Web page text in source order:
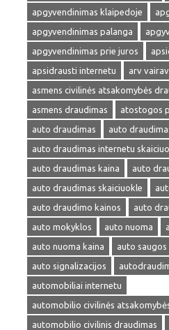
apgyvendinimas klaipedoje
apgyvendinimas palanga
apgyvendinimas prie juros
apsidrausti internetu
arv
asmens civilinės atsakomybės
asmens draudimas
atostogos
auto draudimas
auto
auto draudimas internetu
auto draudimas kaina
auto
auto draudimas skaiciuokle
auto draudimo kainos
auto
auto mokyklos
auto nuoma
auto nuoma kaina
auto saugos
auto signalizacijos
automobiliai internetu
automobilio civilinės
automobilio civilinis draudimas